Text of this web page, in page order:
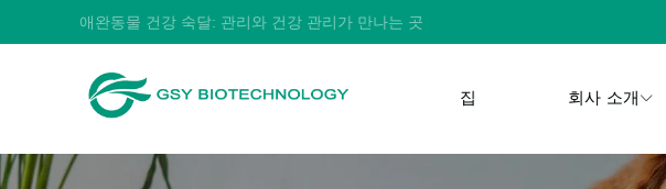
애완동물 건강 숙달: 관리와 건강 관리가 만나는 곳
집 회사 소개